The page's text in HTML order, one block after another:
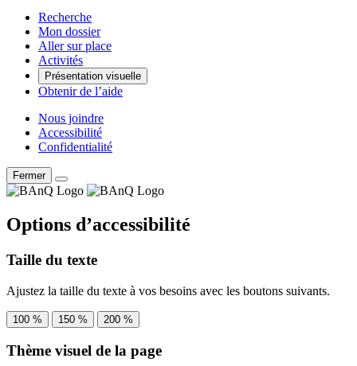
Recherche
Mon dossier
Aller sur place
Activités
Présentation visuelle
Obtenir de l’aide
Nous joindre
Accessibilité
Confidentialité
Fermer
Options d’accessibilité
Taille du texte
Ajustez la taille du texte à vos besoins avec les boutons suivants.
100 % 150 % 200 %
Thème visuel de la page